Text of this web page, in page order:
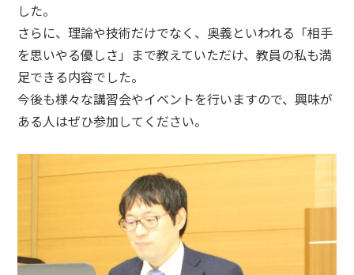
した。
さらに、理論や技術だけでなく、奥義といわれる「相手
を思いやる優しさ」まで教えていただけ、教員の私も満
足できる内容でした。
今後も様々な講習会やイベントを行いますので、興味が
ある人はぜひ参加してください。